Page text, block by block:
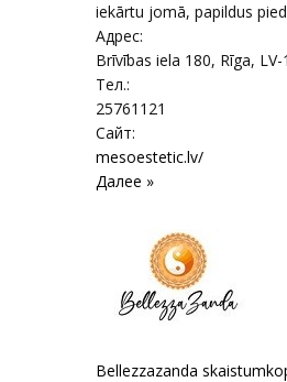
iekārtu jomā, papildus
Адрес:
Brīvības iela 180, Rīga,
Тел.:
25761121
Сайт:
mesoestetic.lv/
Далее »
Bellezzazanda